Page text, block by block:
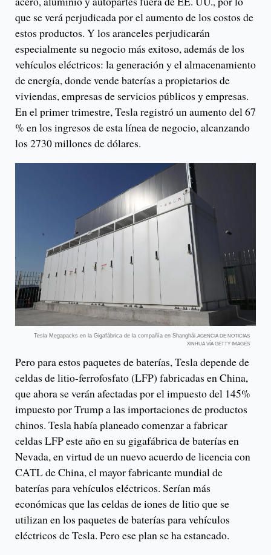
que se verá perjudicada por el aumento de los costos de
estos productos. Y los aranceles perjudicarán
especialmente su negocio más exitoso, además de los
vehículos eléctricos: la generación y el almacenamiento
de energía, donde vende baterías a propietarios de
viviendas, empresas de servicios públicos y empresas.
En el primer trimestre, Tesla registró un aumento del 67
% en los ingresos de esta línea de negocio, alcanzando
los 2730 millones de dólares.
Tesla Megapacks en la Gigafábrica de la compañía en Shanghái.AGENCIA DE NOTICIAS
XINHUA VÍA GETTY IMAGES
Pero para estos paquetes de baterías, Tesla depende de
celdas de litio-ferrofosfato (LFP) fabricadas en China,
que ahora se verán afectadas por el impuesto del 145%
impuesto por Trump a las importaciones de productos
chinos. Tesla había planeado comenzar a fabricar
celdas LFP este año en su gigafábrica de baterías en
Nevada, en virtud de un nuevo acuerdo de licencia con
CATL de China, el mayor fabricante mundial de
baterías para vehículos eléctricos. Serían más
económicas que las celdas de iones de litio que se
utilizan en los paquetes de baterías para vehículos
eléctricos de Tesla. Pero ese plan se ha estancado.